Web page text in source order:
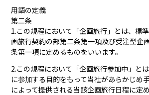
用語の定義
第二条
1.この規程において「企画旅行」とは、標
画旅行契約の部第二条第一項及び受注型企
条第一項に定めるものをいいます。
2.この規程において「企画旅行参加中」と
に参加する目的をもって当社があらかじめ
によって提供される当該企画旅行日程に定